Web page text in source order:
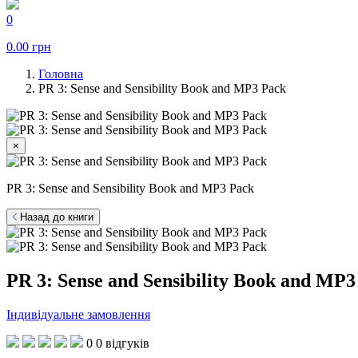
0
0.00 грн
Головна
PR 3: Sense and Sensibility Book and MP3 Pack
×
PR 3: Sense and Sensibility Book and MP3 Pack
Назад до книги
PR 3: Sense and Sensibility Book and
Індивідуальне замовлення
0 0 відгуків